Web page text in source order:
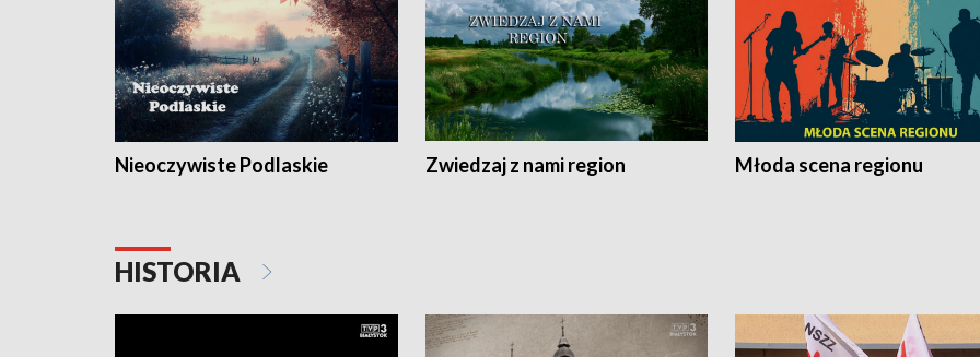
Nieoczywiste Podlaskie Zwiedzaj z nami region Młoda scena regionu
HISTORIA